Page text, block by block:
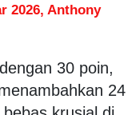
2026, Anthony
30 poin,
24